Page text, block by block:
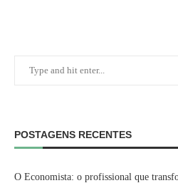
POSTAGENS RECENTES
O Economista: o profissional que